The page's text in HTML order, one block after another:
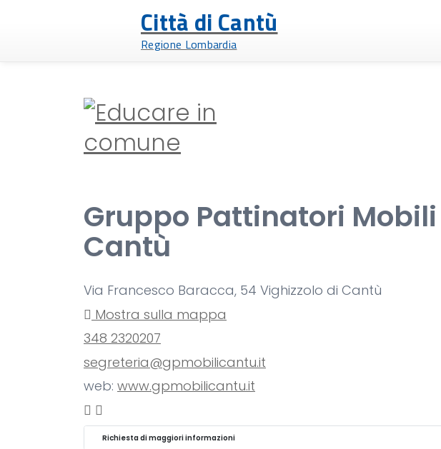
Città di Cantù
Regione Lombardia
Gruppo Pattinatori Mobili
Cantù
Via Francesco Baracca, 54 Vighizzolo di Cantù
Mostra sulla mappa
348 2320207
segreteria@gpmobilicantu.it
web: www.gpmobilicantu.it
Richiesta di maggiori informazioni